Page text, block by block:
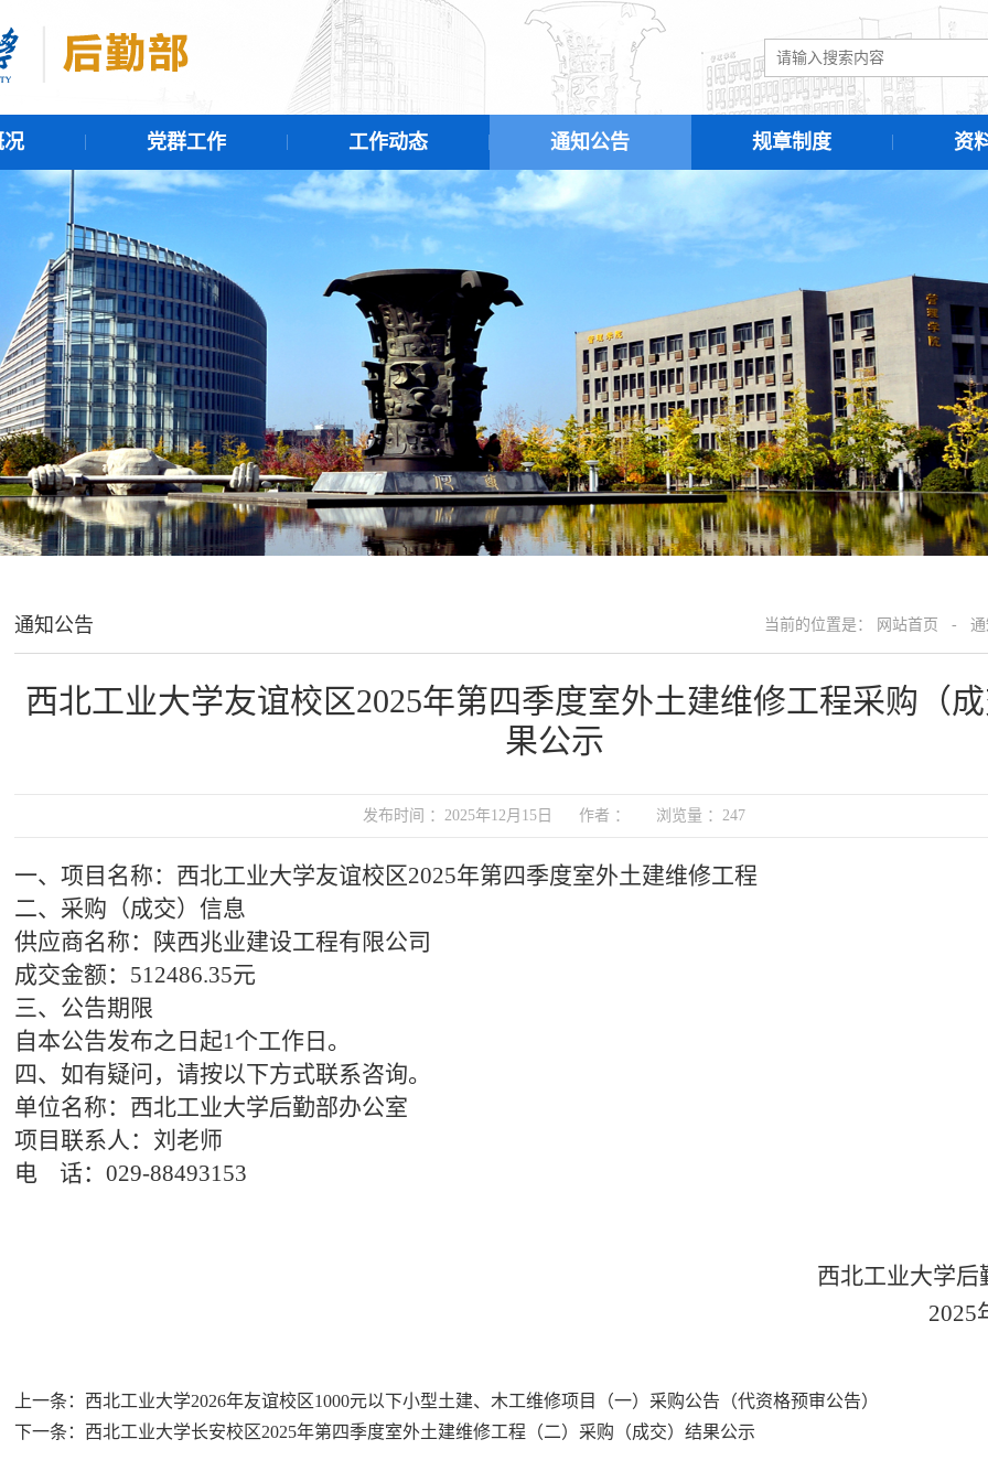
况 党群工作 工作动态 通知公告 规章制度 资
通知公告 当前的位置是： 网站首页 -
西北工业大学友谊校区2025年第四季度室外土建维修工程采购（
果公示
发布时间 ：2025年12月15日 作者 ： 浏览量 ： 247
一、 项目名称：西北工业大学友谊校区2025年第四季度室外土建维修工程
二、 采购（成交）信息
供应商名称：陕西兆业建设工程有限公司
成交金额： 512486.35元
三、公告期限
自本公告发布之日起1个工作日 。
四、如有疑问，请按以下方式联系咨询。
单位名称：西北工业大学后勤部办公室
项目联系人： 刘 老师
电
话： 029-88493153
西北工业大学后
2025
上一条： 西北工业大学2026年友谊校区1000元以下小型土建、木工维修项目（一）采购公告（代资格预审公告）
下一条： 西北工业大学长安校区2025年第四季度室外土建维修工程（二）采购（成交）结果公示